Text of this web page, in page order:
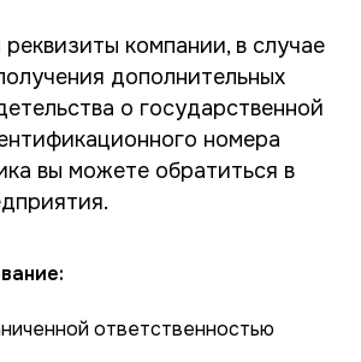
компании, в случае
дополнительных
о государственной
номера
вы можете обратиться в
ответственностью